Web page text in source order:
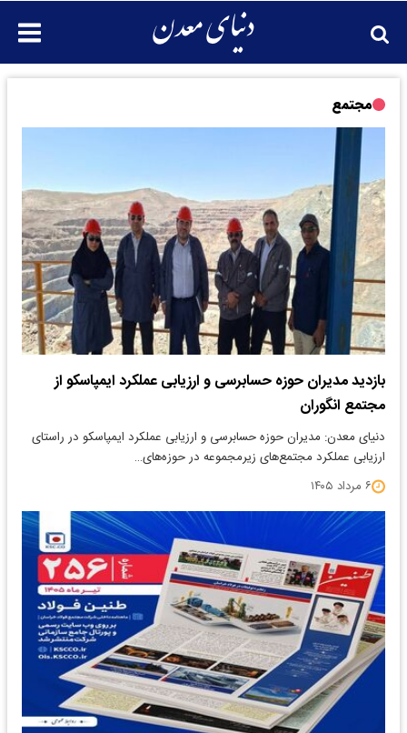
مجتمع
بازدید مدیران حوزه حسابرسی و ارزیابی عملکرد ایمپاسکو از
مجتمع انگوران
دنیای معدن: مدیران حوزه حسابرسی و ارزیابی عملکرد ایمپاسکو در راستای
ارزیابی عملکرد مجتمع‌های زیرمجموعه در حوزه‌های…
۶ مرداد ۱۴۰۵